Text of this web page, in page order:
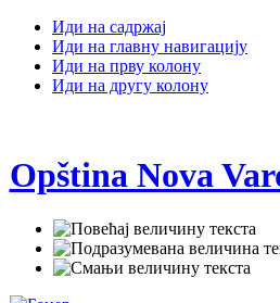
Иди на садржај
Иди на главну навигацију
Иди на прву колону
Иди на другу колону
Opština Nova